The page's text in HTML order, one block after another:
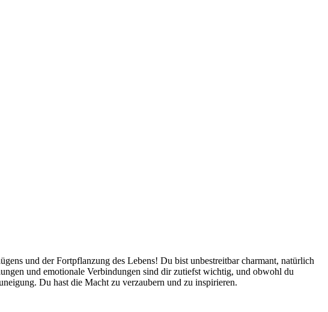
und der Fortpflanzung des Lebens! Du bist unbestreitbar charmant, natürlich
und emotionale Verbindungen sind dir zutiefst wichtig, und obwohl du
Du hast die Macht zu verzaubern und zu inspirieren.